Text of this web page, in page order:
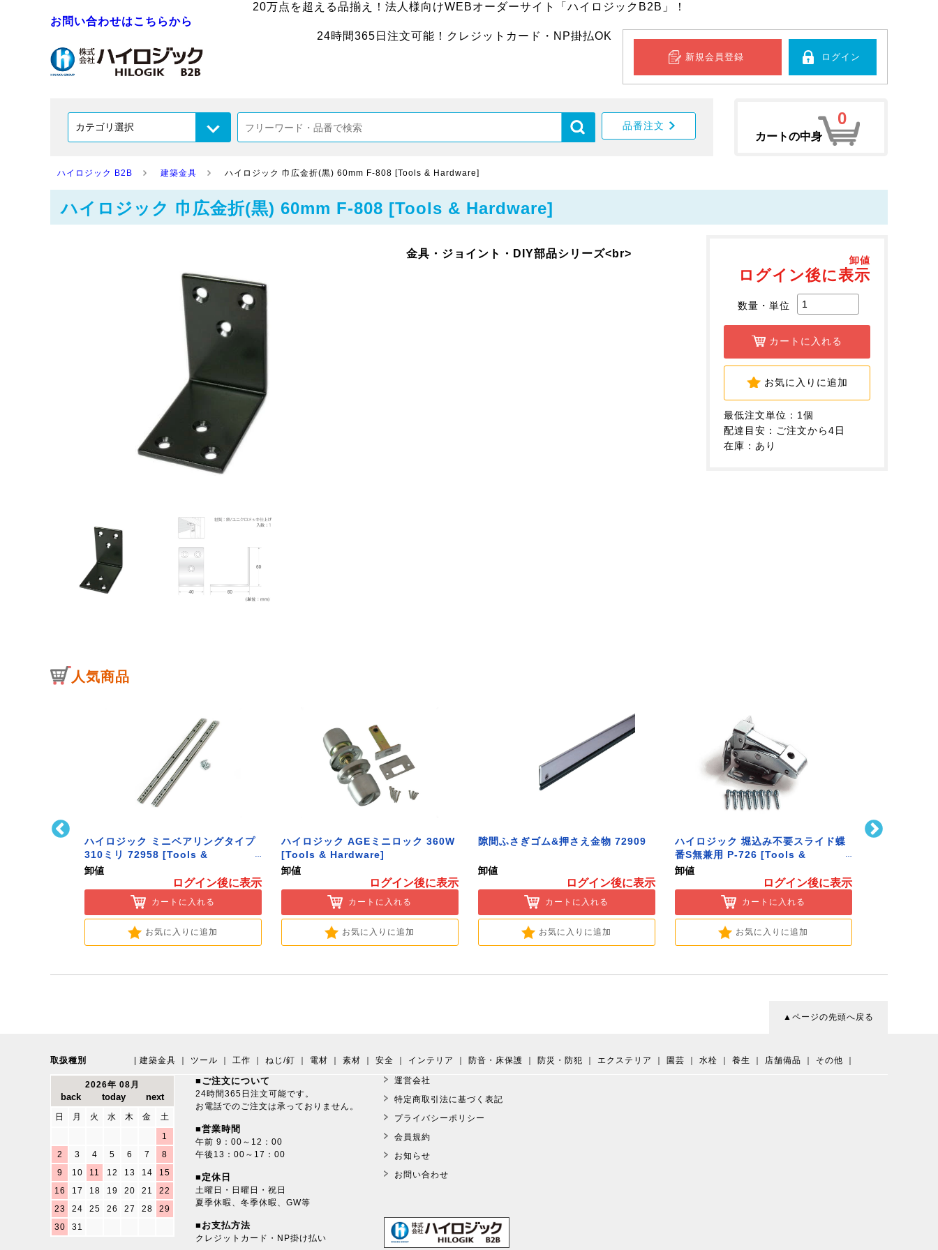
20万点を超える品揃え！法人様向けWEBオーダーサイト「ハイロジックB2B」！
お問い合わせはこちらから
24時間365日注文可能！クレジットカード・NP掛払OK
新規会員登録 ログイン
品番注文
カートの中身
0
ハイロジック B2B 建築金具 ハイロジック 巾広金折(黒) 60mm F-808 [Tools & Hardware]
ハイロジック 巾広金折(黒) 60mm F-808 [Tools & Hardware]
卸値
ログイン後に表示
数量・単位
カートに入れる
お気に入りに追加
最低注文単位：1個
配達目安：ご注文から4日
在庫：あり
金具・ジョイント・DIY部品シリーズ<br>
人気商品
ハイロジック ミニベアリングタイプ
310ミリ 72958 [Tools &
Hardware]
卸値
ログイン後に表示
カートに入れる
お気に入りに追加
ハイロジック AGEミニロック 360W
[Tools & Hardware]
卸値
ログイン後に表示
カートに入れる
お気に入りに追加
隙間ふさぎゴム&押さえ金物 72909
卸値
ログイン後に表示
カートに入れる
お気に入りに追加
ハイロジック 堀込み不要スライド蝶
番S無兼用 P-726 [Tools &
Hardware]
卸値
ログイン後に表示
カートに入れる
お気に入りに追加
▲ページの先頭へ戻る
取扱種別 建築金具 ツール 工作 ねじ/釘 電材 素材 安全 インテリア 防音・床保護 防災・防犯 エクステリア 園芸 水栓 養生 店舗備品 その他
2026年 08月
日 月 火 水 木 金
土
1
2
3 4 5 6 7
8
9
10 11 12 13 14
15
16
17 18 19 20 21
22
23
24 25 26 27 28
29
30
31
■ご注文について
24時間365日注文可能です。
お電話でのご注文は承っておりません。
■営業時間
午前 9：00～12：00
午後13：00～17：00
■定休日
土曜日・日曜日・祝日
夏季休暇、冬季休暇、GW等
■お支払方法
クレジットカード・NP掛け払い
運営会社
特定商取引法に基づく表記
プライバシーポリシー
会員規約
お知らせ
お問い合わせ